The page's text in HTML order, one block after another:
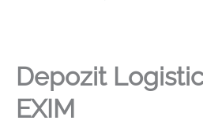
Depozit
EXIM